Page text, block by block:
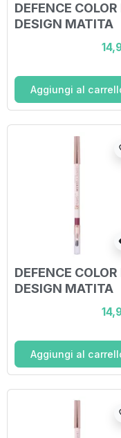
DEFENCE COLOR
DESIGN MATITA
LABBRA 208
Aggiungi al
DEFENCE COLOR
DESIGN MATITA
Aggiungi al